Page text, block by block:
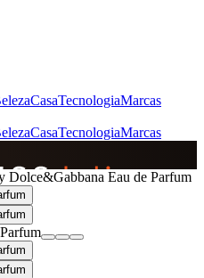
CasaTecnologiaMarcas
CasaTecnologiaMarcas
Dolce&Gabbana Eau de Parfum